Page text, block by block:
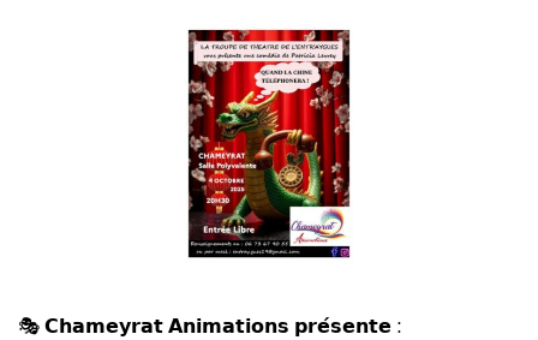
🎭 𝗖𝗵𝗮𝗺𝗲𝘆𝗿𝗮𝘁 𝗔𝗻𝗶𝗺𝗮𝘁𝗶𝗼𝗻𝘀 𝗽𝗿𝗲́𝘀𝗲𝗻𝘁𝗲 :